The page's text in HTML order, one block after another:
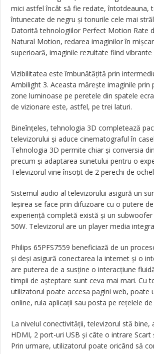
mici astfel încât să fie redate, întotdeauna,
întunecate de negru și tonurile cele mai
Datorită tehnologiilor Perfect Motion Rate
Natural Motion, redarea imaginilor în
superioară, imaginile rezultate fiind vibrante
Vizibilitatea este îmbunătățită prin
Ambilight 3. Aceasta mărește imaginile prin
zone luminoase pe peretele din spatele
de vizionare este, astfel, pe trei laturi.
Bineînțeles, tehnologia 3D completează
televizorului și aduce cinematograful în
Tehnologia 3D permite chiar și conversia
precum și adaptarea sunetului pentru o
Televizorul vine însoțit de 2 perechi de
Sistemul audio al televizorului asigură un
Ieșirea se face prin difuzoare cu o putere
experiență completă există și un
50W. Televizorul are un player media
Philips 65PFS7559 beneficiază de un
și deși asigură conectarea la internet și o
are puterea de a susține o interacțiune
timpii de așteptare sunt ceva mai mari. Cu
utilizatorul poate accesa pagini web, poate
online, rula aplicații sau posta pe rețelele de
La nivelul conectivității, televizorul stă bine,
HDMI, 2 port-uri USB și câte o intrare Scart
Prin urmare, utilizatorul poate oricând să